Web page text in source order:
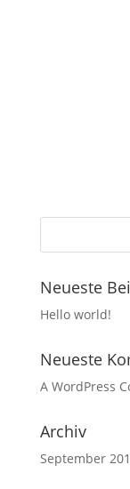
Neueste
Hello world!
Neueste
A WordPress
Archiv
September